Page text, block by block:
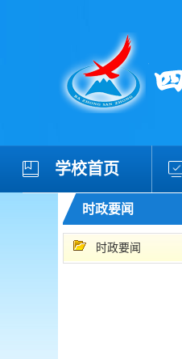
学校首页
时政要闻
时政要闻